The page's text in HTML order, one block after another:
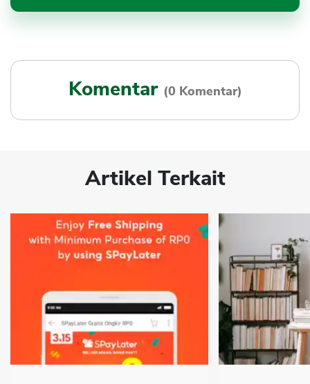
Komentar (0 Komentar)
Artikel Terkait